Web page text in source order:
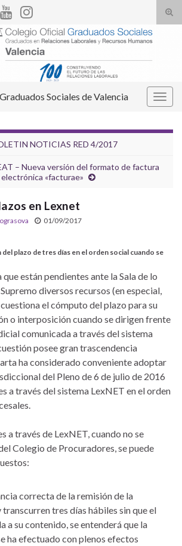
el
for:
Sociales de Valencia
NOTICIAS RED 4/2017
– Nueva versión del formato de factura
electrónica «facturae»
en Lexnet
01/09/2017
del plazo de tres días en el orden social cuando se
que están pendientes ante la Sala de lo
diversos recursos (en especial,
el cómputo del plazo para su
o interposición cuando se dirigen frente
comunicada a través del sistema
posee gran trascendencia
ha considerado conveniente adoptar
del Pleno de 6 de julio de 2016
a través del sistema LexNET en el orden
a través de LexNET, cuando no se
Colegio de Procuradores, se puede
correcta de la remisión de la
tres días hábiles sin que el
a su contenido, se entenderá que la
ha efectuado con plenos efectos